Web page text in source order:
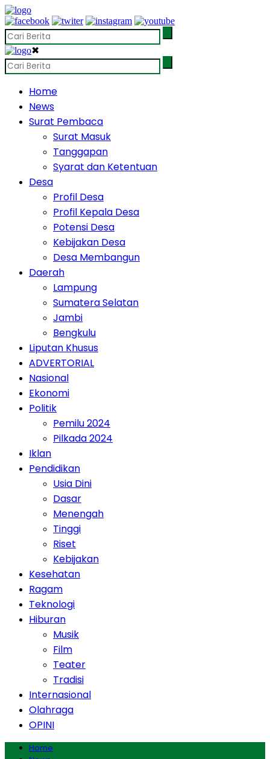
✖
Home
News
Surat Pembaca
Surat Masuk
Tanggapan
Syarat dan Ketentuan
Desa
Profil Desa
Profil Kepala Desa
Potensi Desa
Kebijakan Desa
Desa Membangun
Daerah
Lampung
Sumatera Selatan
Jambi
Bengkulu
Liputan Khusus
ADVERTORIAL
Nasional
Ekonomi
Politik
Pemilu 2024
Pilkada 2024
Iklan
Pendidikan
Usia Dini
Dasar
Menengah
Tinggi
Riset
Kebijakan
Kesehatan
Ragam
Teknologi
Hiburan
Musik
Film
Teater
Tradisi
Internasional
Olahraga
OPINI
Home